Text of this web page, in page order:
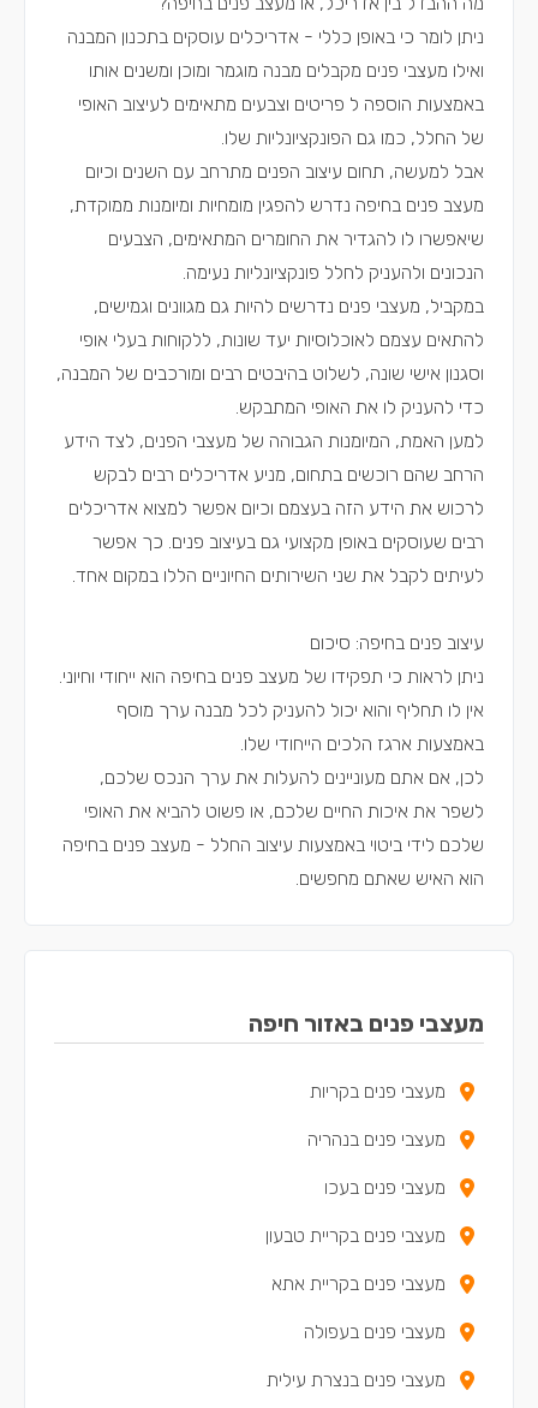
ניתן לומר כי באופן כללי - אדריכלים עוסקים בתכנון המבנה
ואילו מעצבי פנים מקבלים מבנה מוגמר ומוכן ומשנים אותו
באמצעות הוספה ל פריטים וצבעים מתאימים לעיצוב האופי
של החלל, כמו גם הפונקציונליות שלו.
אבל למעשה, תחום עיצוב הפנים מתרחב עם השנים וכיום
מעצב פנים בחיפה נדרש להפגין מומחיות ומיומנות ממוקדת,
שיאפשרו לו להגדיר את החומרים המתאימים, הצבעים
הנכונים ולהעניק לחלל פונקציונליות נעימה.
במקביל, מעצבי פנים נדרשים להיות גם מגוונים וגמישים,
להתאים עצמם לאוכלוסיות יעד שונות, ללקוחות בעלי אופי
וסגנון אישי שונה, לשלוט בהיבטים רבים ומורכבים של המבנה,
כדי להעניק לו את האופי המתבקש.
למען האמת, המיומנות הגבוהה של מעצבי הפנים, לצד הידע
הרחב שהם רוכשים בתחום, מניע אדריכלים רבים לבקש
לרכוש את הידע הזה בעצמם וכיום אפשר למצוא אדריכלים
רבים שעוסקים באופן מקצועי גם בעיצוב פנים. כך אפשר
לעיתים לקבל את שני השירותים החיוניים הללו במקום אחד.
עיצוב פנים בחיפה: סיכום
ניתן לראות כי תפקידו של מעצב פנים בחיפה הוא ייחודי וחיוני.
אין לו תחליף והוא יכול להעניק לכל מבנה ערך מוסף
באמצעות ארגז הלכים הייחודי שלו.
לכן, אם אתם מעוניינים להעלות את ערך הנכס שלכם,
לשפר את איכות החיים שלכם, או פשוט להביא את האופי
שלכם לידי ביטוי באמצעות עיצוב החלל - מעצב פנים בחיפה
הוא האיש שאתם מחפשים.
מעצבי פנים באזור חיפה
מעצבי פנים בקריות
מעצבי פנים בנהריה
מעצבי פנים בעכו
מעצבי פנים בקריית טבעון
מעצבי פנים בקריית אתא
מעצבי פנים בעפולה
מעצבי פנים בנצרת עילית